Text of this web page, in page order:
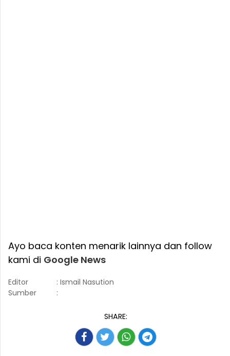
Ayo baca konten menarik lainnya dan follow
kami di Google News
Editor
: Ismail Nasution
Sumber
:
SHARE: